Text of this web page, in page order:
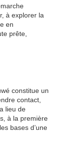
à explorer la
en
prête,
constitue un
contact,
lieu de
à la première
bases d’une